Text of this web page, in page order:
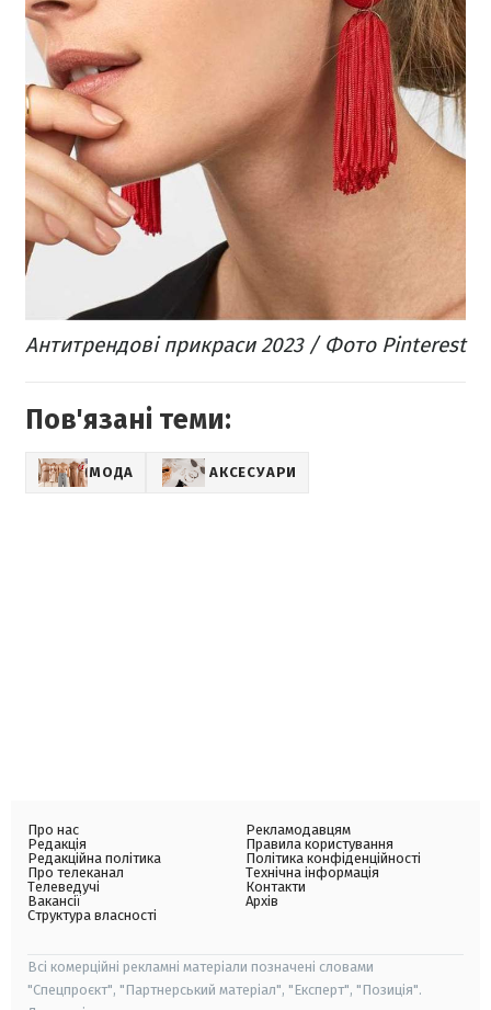
Антитрендові прикраси 2023 / Фото Pinterest
Пов'язані теми:
МОДА АКСЕСУАРИ
Про нас
Редакція
Редакційна політика
Про телеканал
Телеведучі
Вакансії
Структура власності
Рекламодавцям
Правила користування
Політика конфіденційності
Технічна інформація
Контакти
Архів
Всі комерційні рекламні матеріали позначені словами
"Спецпроєкт", "Партнерський матеріал", "Експерт", "Позиція".